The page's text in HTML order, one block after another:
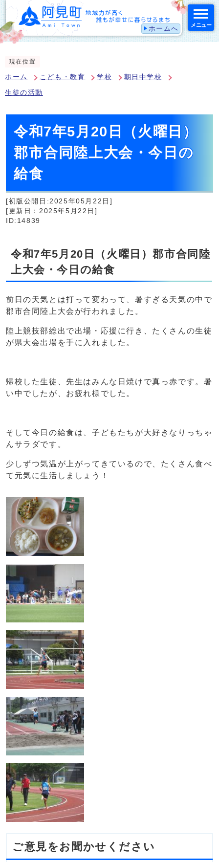
ホームへ メニュー
現在位置
ホーム こども・教育 学校 朝日中学校
生徒の活動
令和7年5月20日（火曜日）
郡市合同陸上大会・今日の
給食
[初版公開日:2025年05月22日]
[更新日：2025年5月22日]
ID:14839
令和7年5月20日（火曜日）郡市合同陸
上大会・今日の給食
前日の天気とは打って変わって、暑すぎる天気の中で
郡市合同陸上大会が行われました。
陸上競技部総出で出場・応援に行き、たくさんの生徒
が県大会出場を手に入れました。
帰校した生徒、先生はみんな日焼けで真っ赤です。暑
い中でしたが、お疲れ様でした。
そして今日の給食は、子どもたちが大好きなりっちゃ
んサラダです。
少しずつ気温が上がってきているので、たくさん食べ
て元気に生活しましょう！
ご意見をお聞かせください